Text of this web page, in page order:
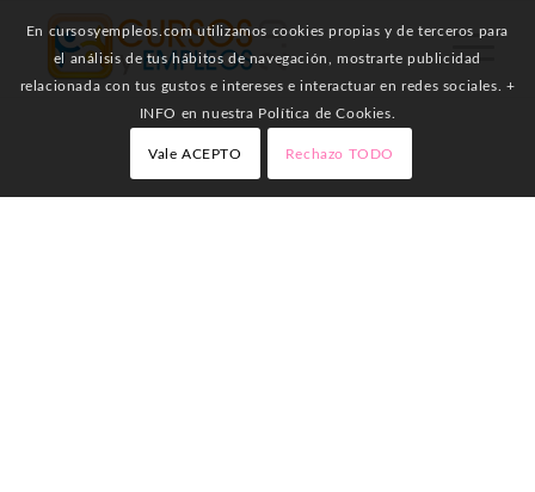
En cursosyempleos.com utilizamos cookies propias y de terceros para
el análisis de tus hábitos de navegación, mostrarte publicidad
relacionada con tus gustos e intereses e interactuar en redes sociales. +
INFO en nuestra Política de Cookies.
Vale ACEPTO Rechazo TODO